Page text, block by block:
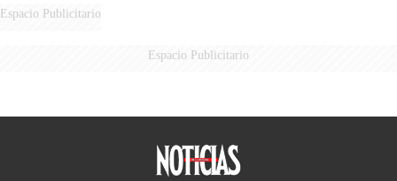
Espacio Publicitario
Espacio Publicitario